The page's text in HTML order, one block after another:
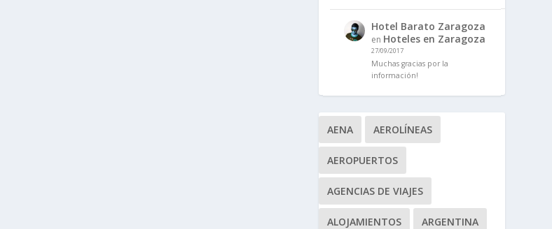
Hotel Barato Zaragoza
en Hoteles en Zaragoza
27/09/2017
Muchas gracias por la
información!
AENA AEROLÍNEAS
AEROPUERTOS
AGENCIAS DE VIAJES
ALOJAMIENTOS ARGENTINA